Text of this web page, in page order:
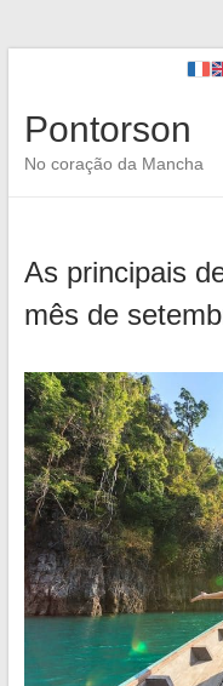
Pontorson
No coração da Mancha
As principais
mês de